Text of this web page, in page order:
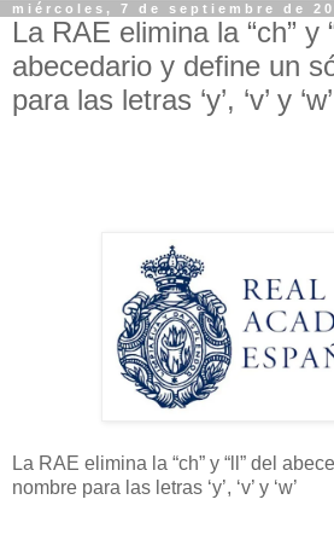
miércoles, 7 de septiembre de
La RAE elimina la “ch” y
abecedario y define un
para las letras ‘y’, ‘v’ y ‘w’
La RAE elimina la “ch” y “ll” del
nombre para las letras ‘y’, ‘v’ y ‘w’